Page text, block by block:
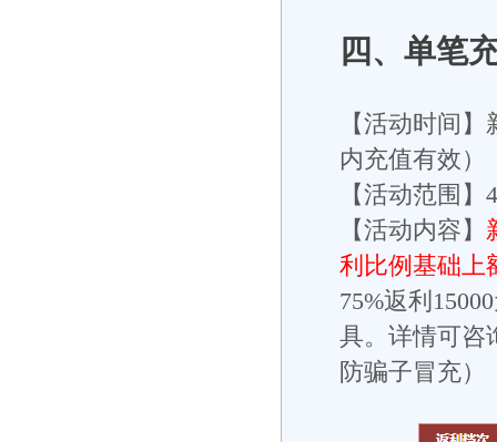
四、单笔
【活动时间】
内充值有效）
【活动范围】
【活动内容】
利比例基础上
75%返利
具。详情可咨
防骗子冒充）